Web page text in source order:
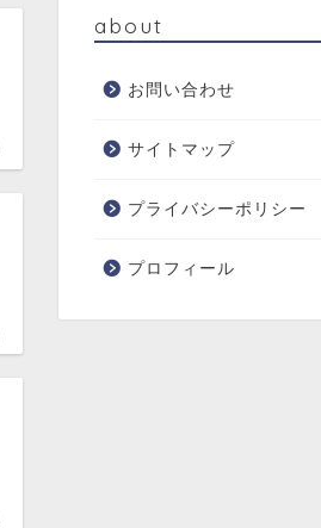
about
お問い合わせ
サイトマップ
プライバシーポリシー
プロフィール